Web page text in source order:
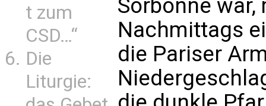
t zum
CSD…“
Die
Liturgie:
Sorbonne
Nachmittags
die Pariser